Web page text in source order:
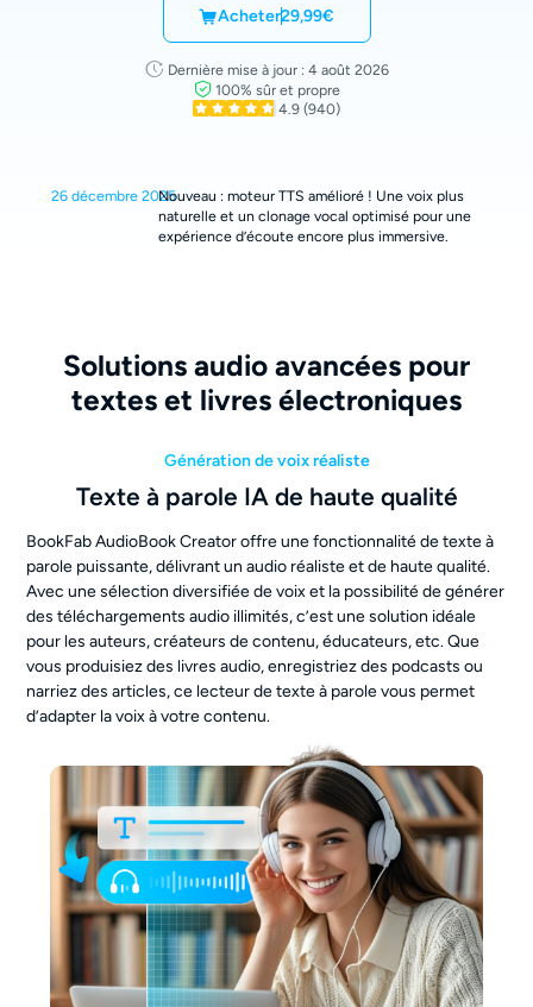
Acheter29,99€
Dernière mise à jour : 4 août 2026
100% sûr et propre
4.9 (940)
26 décembre 2025Nouveau : moteur TTS amélioré ! Une voix plus
naturelle et un clonage vocal optimisé pour une
expérience d’écoute encore plus immersive.
Solutions audio avancées pour
textes et livres électroniques
Génération de voix réaliste
Texte à parole IA de haute qualité
BookFab AudioBook Creator offre une fonctionnalité de texte à
parole puissante, délivrant un audio réaliste et de haute qualité.
Avec une sélection diversifiée de voix et la possibilité de générer
des téléchargements audio illimités, c’est une solution idéale
pour les auteurs, créateurs de contenu, éducateurs, etc. Que
vous produisiez des livres audio, enregistriez des podcasts ou
narriez des articles, ce lecteur de texte à parole vous permet
d’adapter la voix à votre contenu.